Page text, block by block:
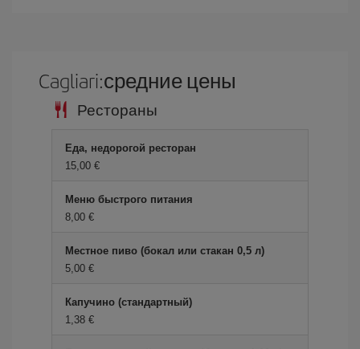
Cagliari:средние цены
Рестораны
Еда, недорогой ресторан
15,00 €
Меню быстрого питания
8,00 €
Местное пиво (бокал или стакан 0,5 л)
5,00 €
Капучино (стандартный)
1,38 €